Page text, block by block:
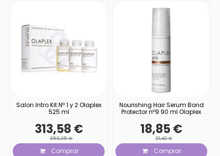
Salon Intro Kit Nº 1 y 2 Olaplex
525 ml
313,58 €
356,35 €
Comprar
Nourishing Hair Serum Bond
Protector nº9 90 ml Olaplex
18,85 €
21,42 €
Comprar